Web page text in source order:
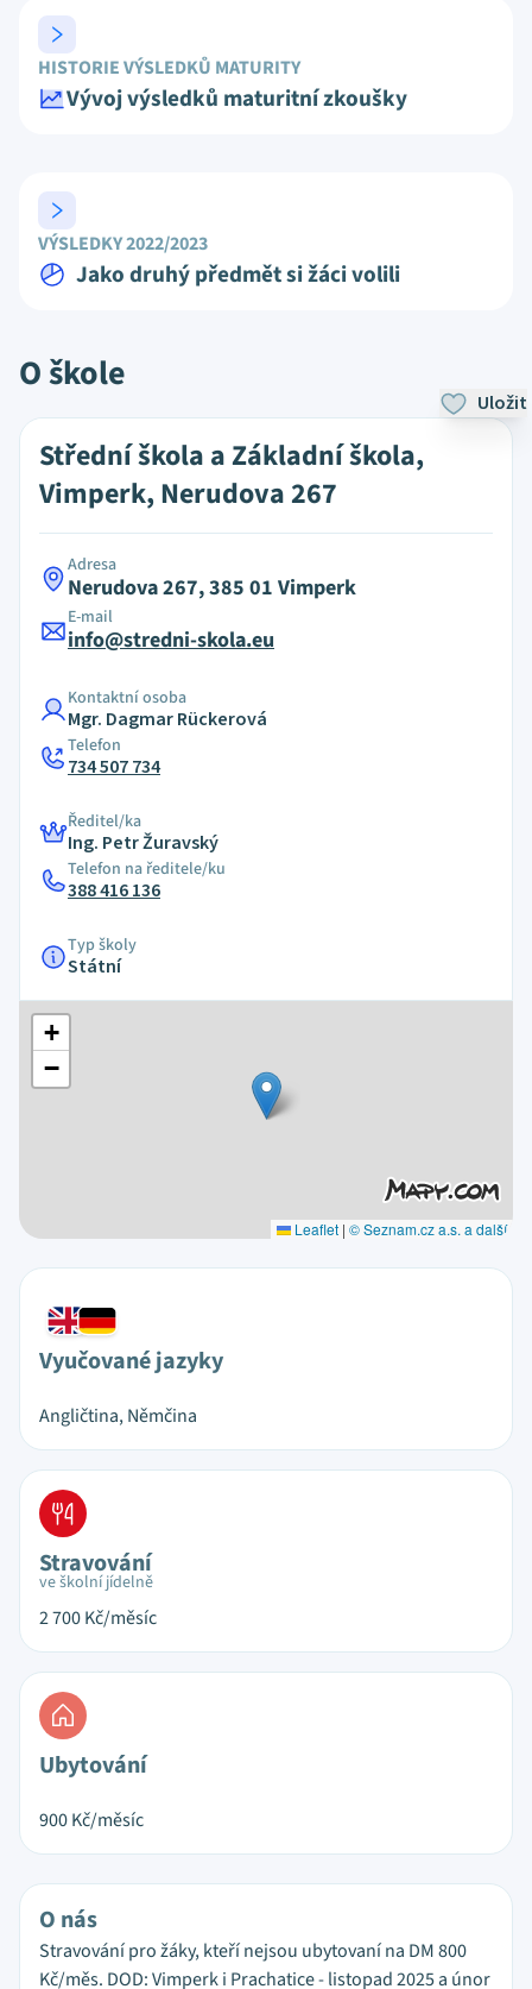
HISTORIE VÝSLEDKŮ MATURITY
Vývoj výsledků maturitní zkoušky
VÝSLEDKY 2022/2023
Jako druhý předmět si žáci volili
O škole
Uložit
Střední škola a Základní škola,
Vimperk, Nerudova 267
Adresa
Nerudova 267, 385 01 Vimperk
E-mail
info@stredni-skola.eu
Kontaktní osoba
Mgr. Dagmar Rückerová
Telefon
734 507 734
Ředitel/ka
Ing. Petr Žuravský
Telefon na ředitele/ku
388 416 136
Typ školy
Státní
+
−
Leaflet | © Seznam.cz a.s. a další
Vyučované jazyky
Angličtina, Němčina
Stravování
ve školní jídelně
2 700Kč/měsíc
Ubytování
900Kč/měsíc
O nás
Stravování pro žáky, kteří nejsou ubytovaní na DM 800
Kč/měs. DOD: Vimperk i Prachatice - listopad 2025 a únor